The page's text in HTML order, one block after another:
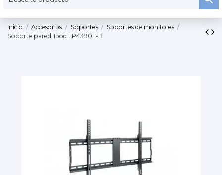
Inicio Accesorios Soportes
Soportes de monitores
Soporte pared Tooq LP4390F-B